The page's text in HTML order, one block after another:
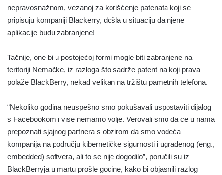
nepravosnažnom, vezanoj za korišćenje patenata koji se
pripisuju kompaniji Blackerry, došla u situaciju da njene
aplikacije budu zabranjene!
Tačnije, one bi u postojećoj formi mogle biti zabranjene na
teritoriji Nemačke, iz razloga što sadrže patent na koji prava
polaže BlackBerry, nekad velikan na tržištu pametnih telefona.
“Nekoliko godina neuspešno smo pokušavali uspostaviti dijalog
s Facebookom i više nemamo volje. Verovali smo da će u nama
prepoznati sjajnog partnera s obzirom da smo vodeća
kompanija na području kibernetičke sigurnosti i ugrađenog (eng.,
embedded) softvera, ali to se nije dogodilo”, poručili su iz
BlackBerryja u martu prošle godine, kako bi objasnili razlog